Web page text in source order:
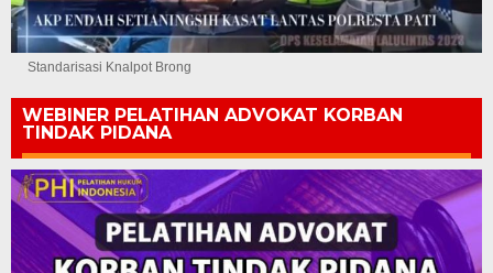
Standarisasi Knalpot Brong
WEBINER PELATIHAN ADVOKAT KORBAN
TINDAK PIDANA